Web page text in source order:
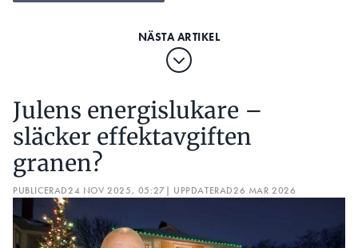
Julens energislukare –
släcker effektavgiften
granen?
PUBLICERAD24 NOV 2025, 05:27| UPPDATERAD26 MAR 2026